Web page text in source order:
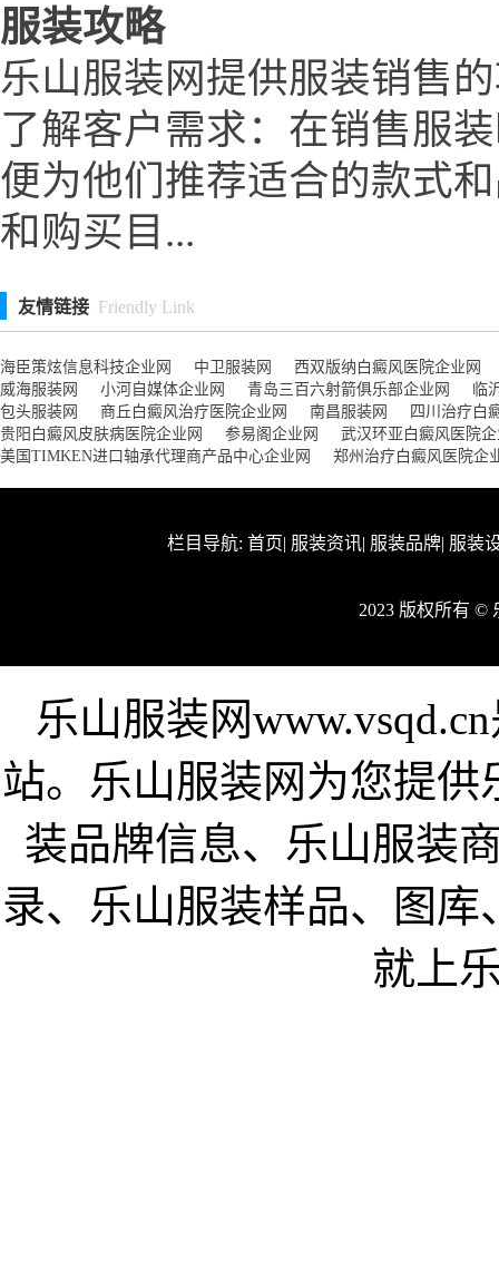
服装攻略
乐山服装网提供服装销售
了解客户需求：在销售服
便为他们推荐适合的款式
和购买目...
友情链接 Friendly Link
海臣策炫信息科技企业网 中卫服装网
西双版纳白癜风医院企业网
威海服装网
小河自媒体企业网 青岛三百六射箭俱乐部企业网
临
包头服装网
商丘白癜风治疗医院企业网 南昌服装网
四川治疗白
贵阳白癜风皮肤病医院企业网
参易阁企业网
武汉环亚白癜风医院
美国TIMKEN进口轴承代理商产品中心企业网
郑州治疗白癜风医院企
栏目导航: 首页| 服装资讯| 服装品牌| 服装
2023 版权所有 ©
乐山服装网
站。乐山服装网为您提
装品牌信息、乐山服装
录、乐山服装样品、图
就上